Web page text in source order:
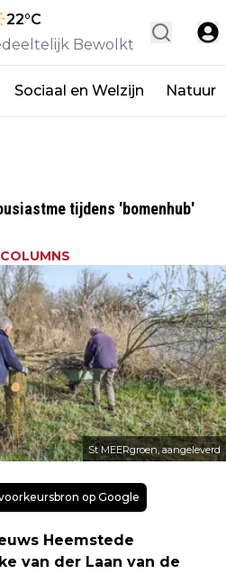
22°C
Bewolkt
Sociaal en Welzijn Natuur
tijdens 'bomenhub'
St MEERgroen, aangeleverd
op Google
Heemstede
van der Laan van de